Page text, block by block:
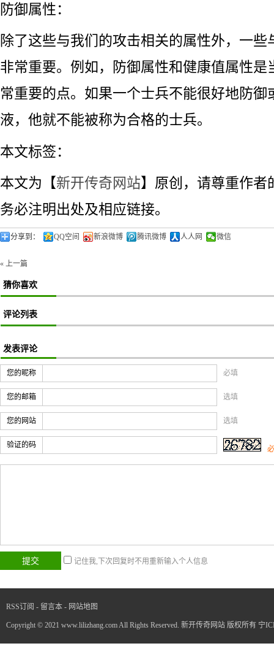
防御属性：
除了这些与我们的攻击相关的属性外，一些
非常重要。例如，防御属性和健康值属性是
常重要的点。如果一个士兵不能很好地防御
液，他就不能被称为合格的士兵。
本文标签：
本文为【新开传奇网站】原创，请尊重作者
务必注明出处及相应链接。
分享到： QQ空间 新浪微博 腾讯微博 人人网 微信
« 上一篇
猜你喜欢
评论列表
发表评论
您的昵称 必填
您的邮箱 选填
您的网站 选填
验证的码
记住我,下次回复时不用重新输入个人信息
RSS订阅 - 留言本 - 网站地图
Copyright © 2021 www.lilizhang.com All Rights Reserved. 新开传奇网站 版权所有 宁